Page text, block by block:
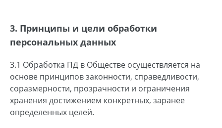
3. Принципы и цели обработки
персональных данных
3.1 Обработка ПД в Обществе осуществляется на
основе принципов законности, справедливости,
соразмерности, прозрачности и ограничения
хранения достижением конкретных, заранее
определенных целей.